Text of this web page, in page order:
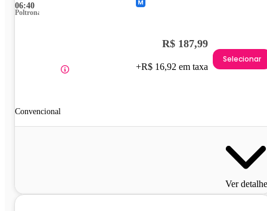
06:40
Poltrona
Convencional
R$ 187,99
+R$ 16,92 em taxa
Selecionar
Ver